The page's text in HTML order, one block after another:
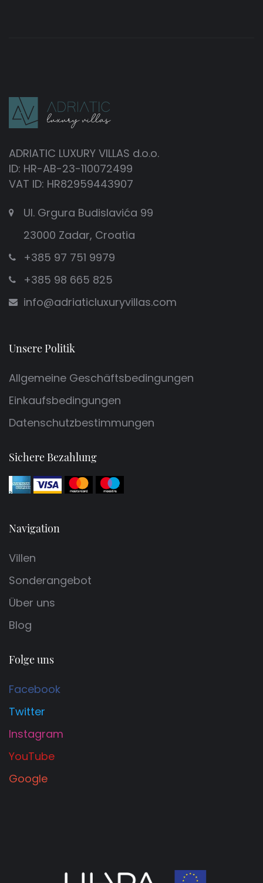
ADRIATIC LUXURY VILLAS d.o.o.
ID: HR-AB-23-110072499
VAT ID: HR82959443907
Ul. Grgura Budislavića 99
23000 Zadar, Croatia
+385 97 751 9979
+385 98 665 825
info@adriaticluxuryvillas.com
Unsere Politik
Allgemeine Geschäftsbedingungen
Einkaufsbedingungen
Datenschutzbestimmungen
Sichere Bezahlung
Navigation
Villen
Sonderangebot
Über uns
Blog
Folge uns
Facebook
Twitter
Instagram
YouTube
Google